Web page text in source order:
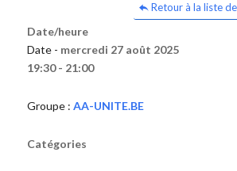
Retour à la liste
Date/heure
Date - mercredi 27 août 2025
19:30 - 21:00
Groupe : AA-UNITE.BE
Catégories